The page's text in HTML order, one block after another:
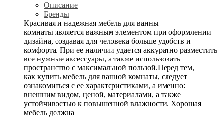
Описание
Бренды
Красивая и надежная мебель для ванны
комнаты является важным элементом при оформлении
дизайна, создавая для человека больше удобств и
комфорта. При ее наличии удается аккуратно разместить
все нужные аксессуары, а также использовать
пространство с максимальной пользой.Перед тем,
как купить мебель для ванной комнаты, следует
ознакомиться с ее характеристиками, а именно:
внешним видом, ценой, материалами, а также
устойчивостью к повышенной влажности. Хорошая
мебель должна